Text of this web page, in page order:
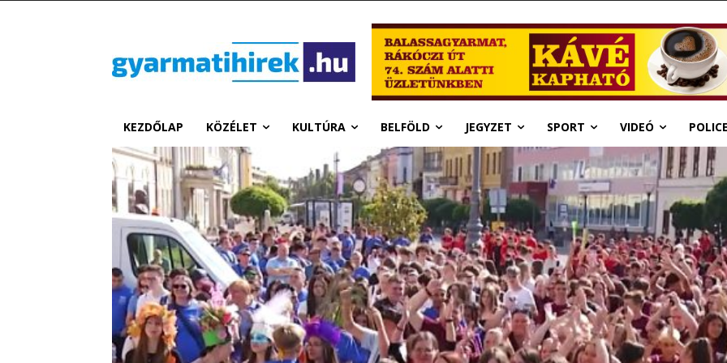
KEZDŐLAP KÖZÉLET KULTÚRA BELFÖLD JEGYZET SPORT VIDEÓ